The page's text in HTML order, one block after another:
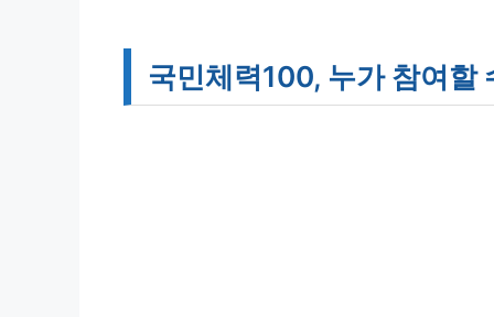
국민체력100, 누가 참여할